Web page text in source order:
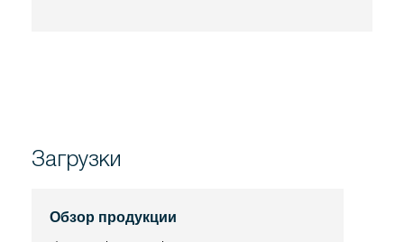
Загрузки
Обзор продукции